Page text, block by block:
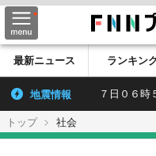
最新ニュース ランキン
地震情報 ７日０６時
トップ 社会